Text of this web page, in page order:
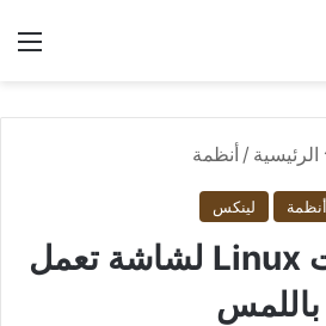
الرئيسية / أنظمة
أنظمة لينكس
أفضل توزيعات Linux لشاشة تعمل
باللمس